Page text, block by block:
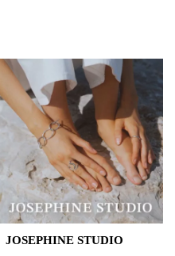
JOSEPHINE STUDIO